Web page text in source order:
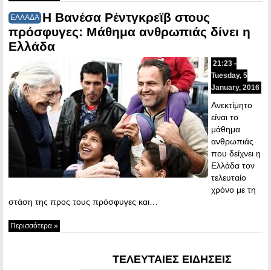
ΕΛΛΑΔΑ Η Βανέσα Ρέντγκρεϊβ στους
πρόσφυγες: Μάθημα ανθρωπιάς δίνει η
Ελλάδα
21:23 -
Tuesday, 5
January, 2016
Ανεκτίμητο
είναι το
μάθημα
ανθρωπιάς
που δείχνει η
Ελλάδα τον
τελευταίο
χρόνο με τη
στάση της προς τους πρόσφυγες και…
Περισσότερα »
ΤΕΛΕΥΤΑΙΕΣ ΕΙΔΗΣΕΙΣ